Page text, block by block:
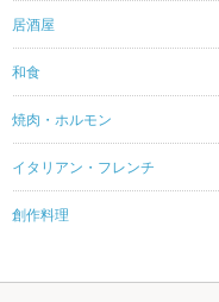
居酒屋
和食
焼肉・ホルモン
イタリアン・フレンチ
創作料理